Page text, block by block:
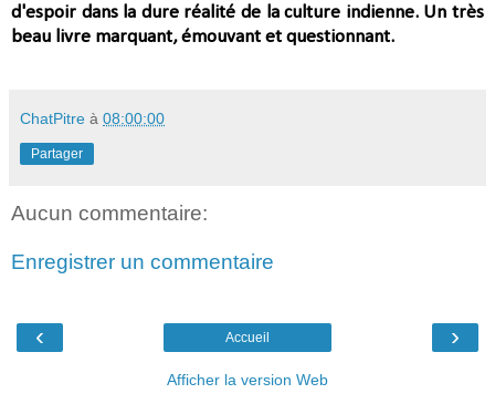
d'espoir dans la dure réalité de la culture indienne. Untrès
beau livre marquant, émouvant et questionnant.
ChatPitre à 08:00:00
Partager
Aucun commentaire:
Enregistrer un commentaire
‹ ›
Accueil
Afficher la version Web